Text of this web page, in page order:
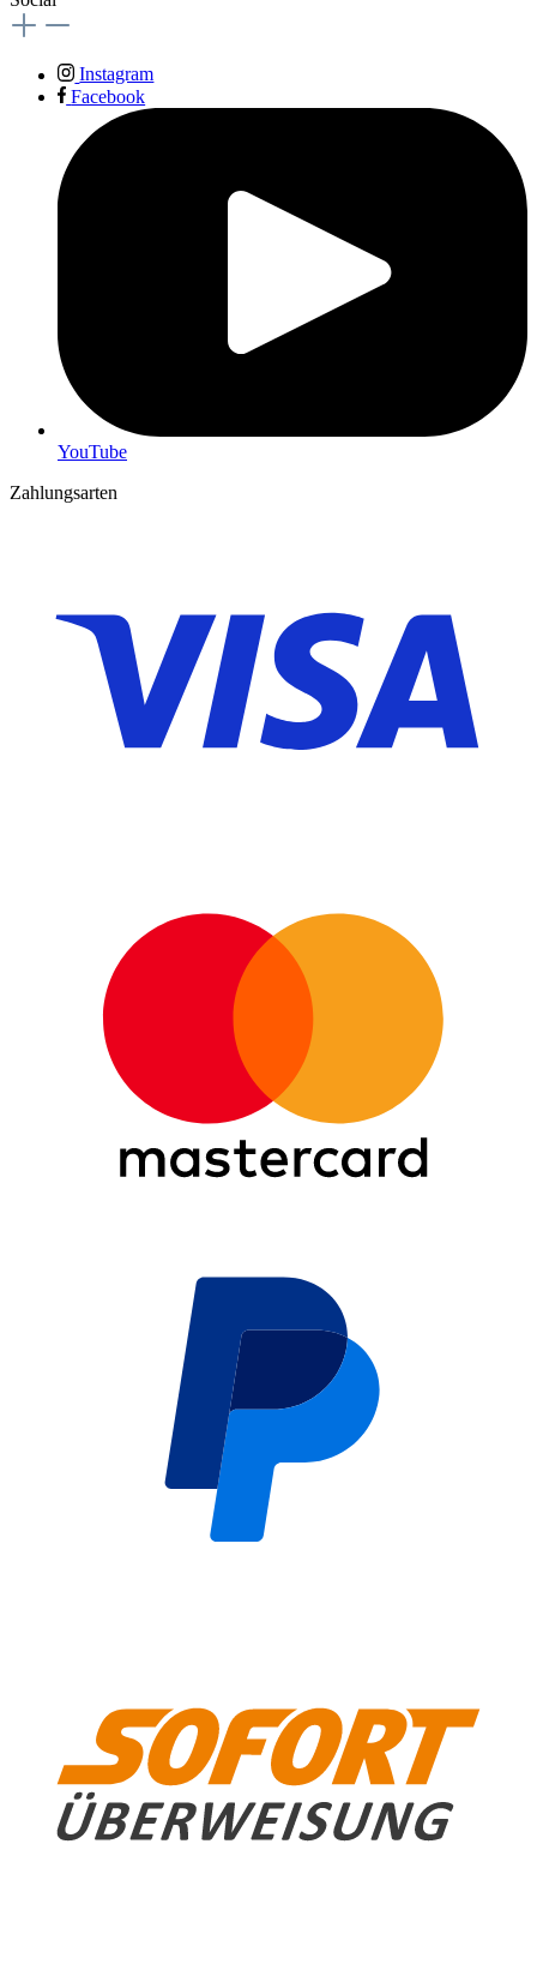
Instagram
Facebook
YouTube
Zahlungsarten